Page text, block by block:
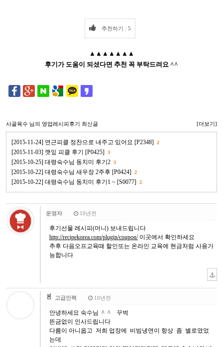
추천하기 : 5
▲▲▲▲▲▲▲
후기가 도움이 되셨다면 추천 꼭 부탁드려요 ^^
사골육수 님의 영업레시피후기 최신글 [더보기]
[2015-11-24] 연근피클 정찬으로 내주고 있어요 [P2348] 2
[2015-11-03] 깻잎 피클 후기 [P0425] 3
[2015-10-25] 대령숙수님 동치미 후기2 3
[2015-10-22] 대령숙수님 새우장 2주후 [P0424] 2
[2015-10-22] 대령숙수님 동치미 후기1 ~ [S0077] 2
운영자 10년전
후기선물 레시피(머니) 보내드립니다
http://recipekorea.com/plugin/coupon/이곳에서 확인하세요
추후 다음오프교육때 할인또는 온라인 교육에 현금처럼 사용가
능합니다
고급인력 10년전
안녕하세요 숙수님 ^ ^ 꾸벅
뜬금없이 인사드립니다
다름이 아니옵고 저희 업장에 비빔냉면이 항상 좀 별로였었
는데